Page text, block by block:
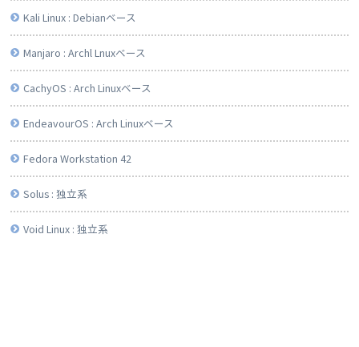
Kali Linux : Debianベース
Manjaro : Archl Lnuxベース
CachyOS : Arch Linuxベース
EndeavourOS : Arch Linuxベース
Fedora Workstation 42
Solus : 独立系
Void Linux : 独立系